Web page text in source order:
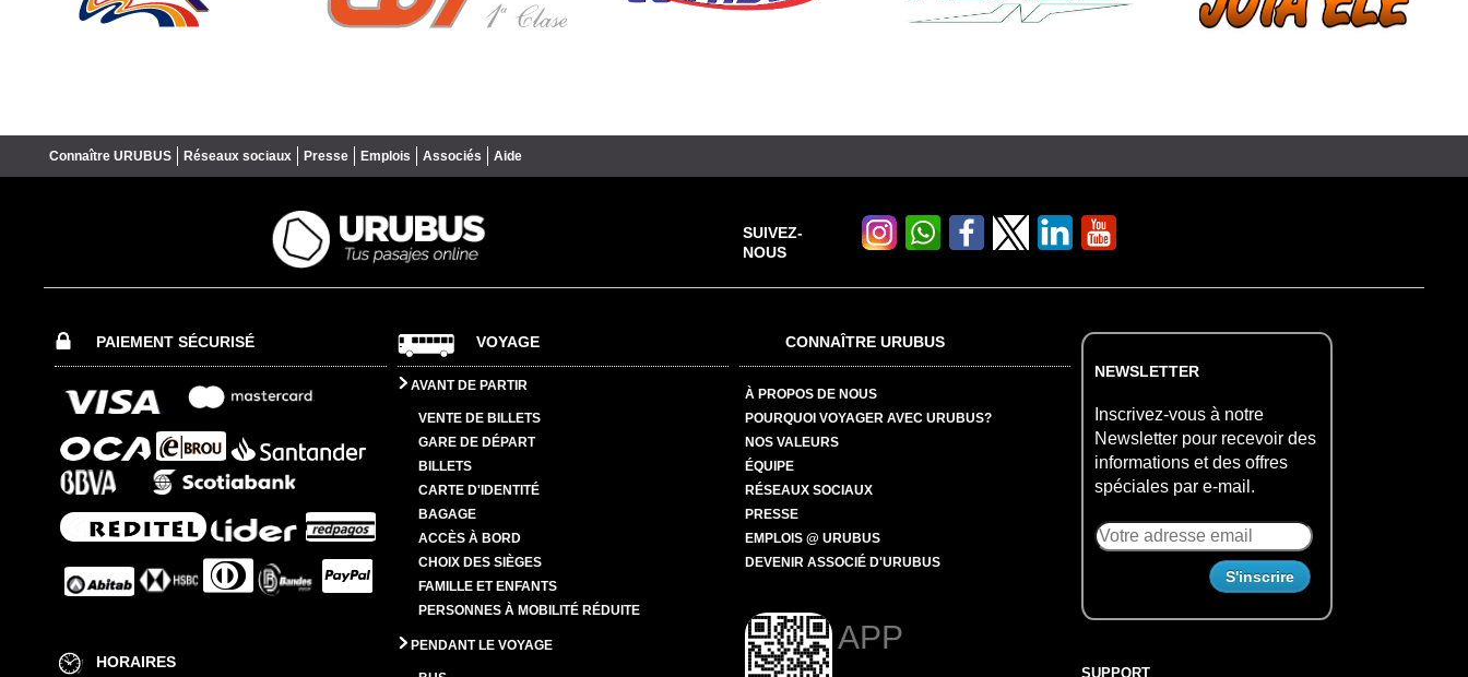
Connaître URUBUS Réseaux sociaux Presse Emplois Associés Aide
SUIVEZ-
NOUS
PAIEMENT SÉCURISÉ
HORAIRES
VOYAGE
AVANT DE PARTIR
VENTE DE BILLETS
GARE DE DÉPART
BILLETS
CARTE D'IDENTITÉ
BAGAGE
ACCÈS À BORD
CHOIX DES SIÈGES
FAMILLE ET ENFANTS
PERSONNES À MOBILITÉ RÉDUITE
PENDANT LE VOYAGE
CONNAÎTRE URUBUS
À PROPOS DE NOUS
POURQUOI VOYAGER AVEC URUBUS?
NOS VALEURS
ÉQUIPE
RÉSEAUX SOCIAUX
PRESSE
EMPLOIS @ URUBUS
DEVENIR ASSOCIÉ D'URUBUS
APP
NEWSLETTER
Inscrivez-vous à notre
Newsletter pour recevoir des
informations et des offres
spéciales par e-mail.
SUPPORT